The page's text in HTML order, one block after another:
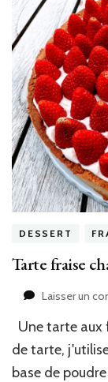
DESSERT
Tarte fraise
Laisser un
Une tarte aux
de tarte,
base de